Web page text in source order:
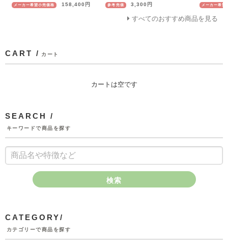
メーカー希望小売価格 158,400円 参考売価 3,300円 メーカー希望
すべてのおすすめ商品を見る
CART / カート
カートは空です
SEARCH /
キーワードで商品を探す
検索
CATEGORY/
カテゴリーで商品を探す